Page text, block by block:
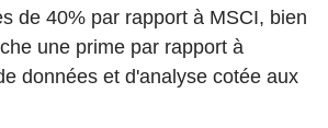
de 40% par rapport à MSCI, bien
une prime par rapport à
données et d'analyse cotée aux